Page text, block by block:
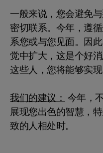
一般来说，您会避免
密切联系。今年，遵
系您或与您见面。因
觉中扩大，这是个好
这些人，您将能够实现
我们的建议：今年，
展现您出色的智慧，
致的人相处时。